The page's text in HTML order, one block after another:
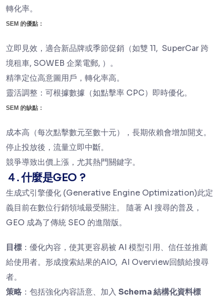
轉化率。
SEM 的優點：
立即見效，適合新品牌或季節促銷（如雙 11, SuperCar 跨
境租車, SOWEB 企業電郵, ）。
精準定位高意圖用戶，轉化率高。
靈活調整：可根據數據（如點擊率 CPC）即時優化。
SEM 的缺點：
成本高（每次點擊數元至數十元），長期依賴會增加開支。
停止投放後，流量立即中斷。
競爭導致出價上漲，尤其熱門關鍵字。
４. 什麼是GEO ?
生成式引擎優化 (Generative Engine Optimization)此定
義目前在數位行銷領域最受關注。 隨著 AI 搜尋的普及，
GEO 成為了傳統 SEO 的進階版。
目標 ：優化內容，使其更容易被 AI 模型引用、信任並推薦
給使用者。形成搜索結果的AIO, AI Overview回饋給搜尋
者。
策略 ：包括強化內容語意、加入 Schema 結構化資料標